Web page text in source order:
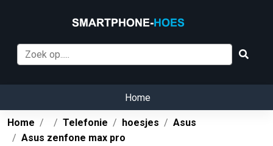
Home
Home Telefonie hoesjes
Asus
Asus zenfone max pro